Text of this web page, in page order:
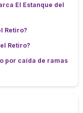
El Estanque del
Retiro?
Retiro?
por caída de ramas